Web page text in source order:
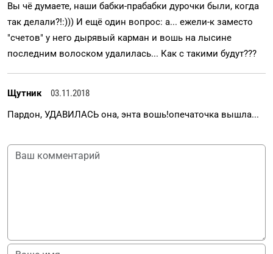
Вы чё думаете, наши бабки-прабабки дурочки были, когда
так делали?!:))) И ещё один вопрос: а... ежели-к заместо
"счетов" у него дырявый карман и вошь на лысине
последним волоском удалилась... Как с такими будут???
Щутник
03.11.2018
Пардон, УДАВИЛАСЬ она, энта вошь!опечаточка вышла...